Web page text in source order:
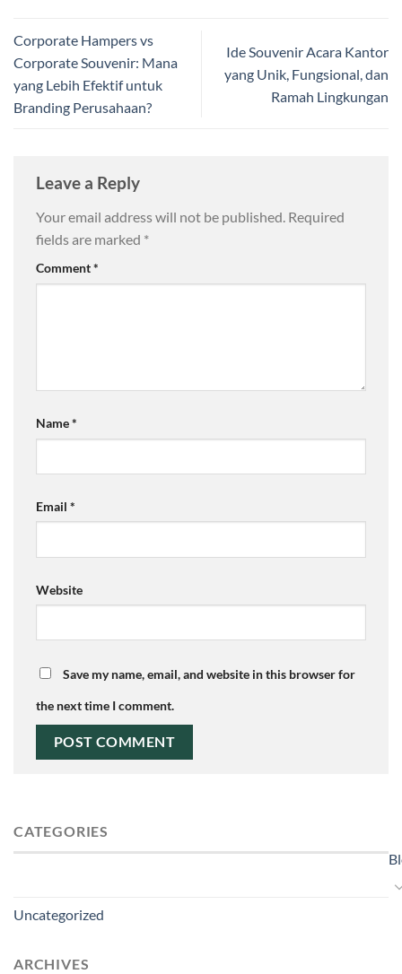
⁠Corporate Hampers vs
Corporate Souvenir: Mana
yang Lebih Efektif untuk
Branding Perusahaan?
Ide Souvenir Acara Kantor
yang Unik, Fungsional, dan
Ramah Lingkungan
Leave a Reply
Your email address will not be published. Required
fields are marked *
Comment*
Name*
Email *
Website
Save my name, email, and website in this browser for
the next time I comment.
CATEGORIES
Uncategorized
ARCHIVES